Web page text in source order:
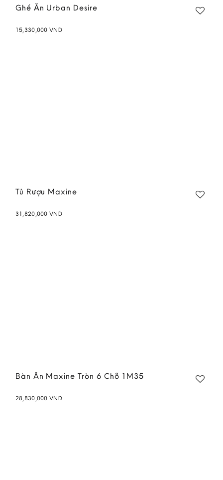
Ghế Ăn Urban Desire
15,330,000VND
Tủ Rượu Maxine
31,820,000VND
Bàn Ăn Maxine Tròn 6 Chỗ 1M35
28,830,000VND